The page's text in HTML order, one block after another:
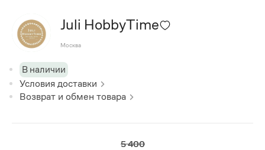
Juli HobbyTime
Москва
В наличии
Условия доставки
Возврат и обмен товара
5 400